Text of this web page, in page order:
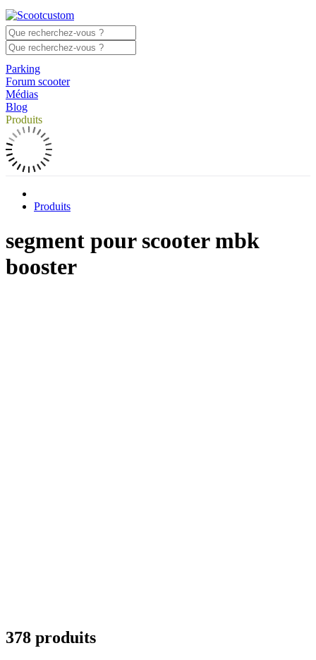
Parking
Forum scooter
Médias
Blog
Produits
Produits
segment pour scooter mbk
booster
378 produits